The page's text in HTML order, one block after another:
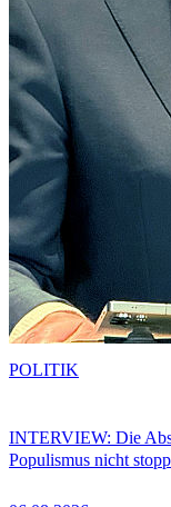
INTERVIEW: Die
Populismus nicht
POLITIK